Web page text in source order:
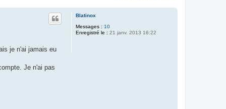
Blatinox
Messages : 10
Enregistré le : 21 janv. 2013 16:22
je n'ai jamais eu
Je n'ai pas